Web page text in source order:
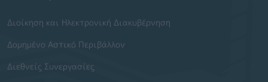
Διοίκηση και Ηλεκτρονική Διακυβέρνηση
Δομημένο Αστικό Περιβάλλον
Διεθνείς Συνεργασίες